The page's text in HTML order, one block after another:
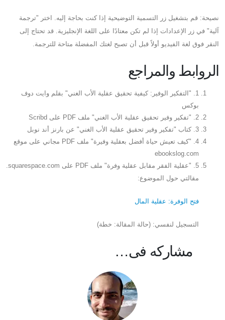
نصيحة: قم بتشغيل زر التسمية التوضيحية إذا كنت بحاجة إليه. اختر "ترجمة
آلية" في زر الإعدادات إذا لم تكن معتادًا على اللغة الإنجليزية. قد تحتاج إلى
النقر فوق لغة الفيديو أولاً قبل أن تصبح لغتك المفضلة متاحة للترجمة.
الروابط والمراجع
1. "التفكير الوفير: كيفية تحقيق عقلية الأب الغني" بقلم وايت دوف
بوكس
2. "تفكير وفير تحقيق عقلية الأب الغني" ملف PDF على Scribd
3. كتاب "تفكير وفير تحقيق عقلية الأب الغني" عن بارنز أند نوبل
4. "كيف تعيش حياة أفضل بعقلية وفيرة" ملف PDF مجاني على موقع
ebookslog.com
5. "عقلية الفقر مقابل عقلية وفرة" ملف PDF على squarespace.com.
مقالتي حول الموضوع:
فتح الوفرة: عقلية المال
التسجيل لنفسي: (حالة المقالة: خطة)
مشاركه فى…